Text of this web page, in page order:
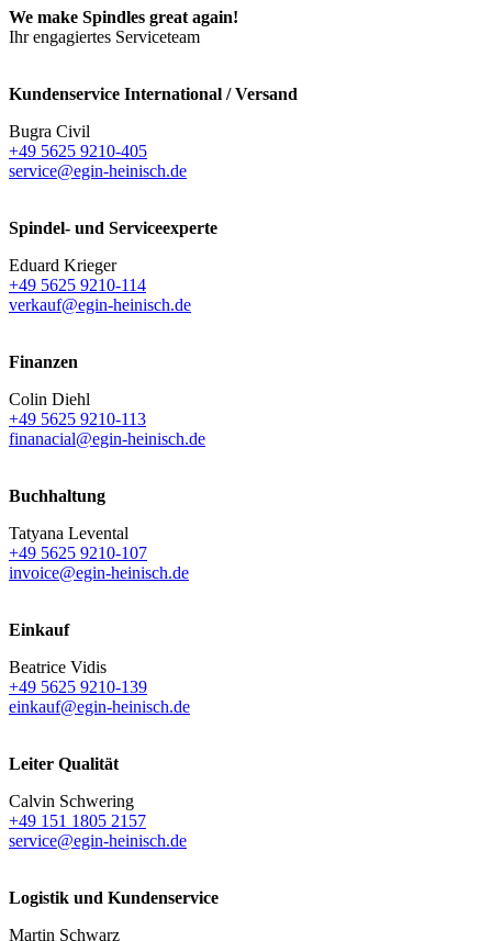
We make Spindles great again!
Ihr engagiertes Serviceteam
Kundenservice International / Versand
Bugra Civil
+49 5625 9210-405
service@egin-heinisch.de
Spindel- und Serviceexperte
Eduard Krieger
+49 5625 9210-114
verkauf@egin-heinisch.de
Finanzen
Colin Diehl
+49 5625 9210-113
finanacial@egin-heinisch.de
Buchhaltung
Tatyana Levental
+49 5625 9210-107
invoice@egin-heinisch.de
Einkauf
Beatrice Vidis
+49 5625 9210-139
einkauf@egin-heinisch.de
Leiter Qualität
Calvin Schwering
+49 151 1805 2157
service@egin-heinisch.de
Logistik und Kundenservice
Martin Schwarz